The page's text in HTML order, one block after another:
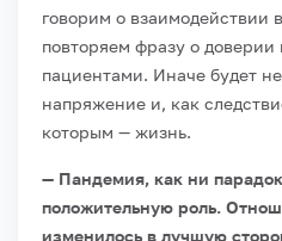
говорим о взаимодействии
повторяем фразу о
пациентами. Иначе будет
напряжение и, как
которым — жизнь.
— Пандемия, как ни
положительную роль.
изменилось в лучшую